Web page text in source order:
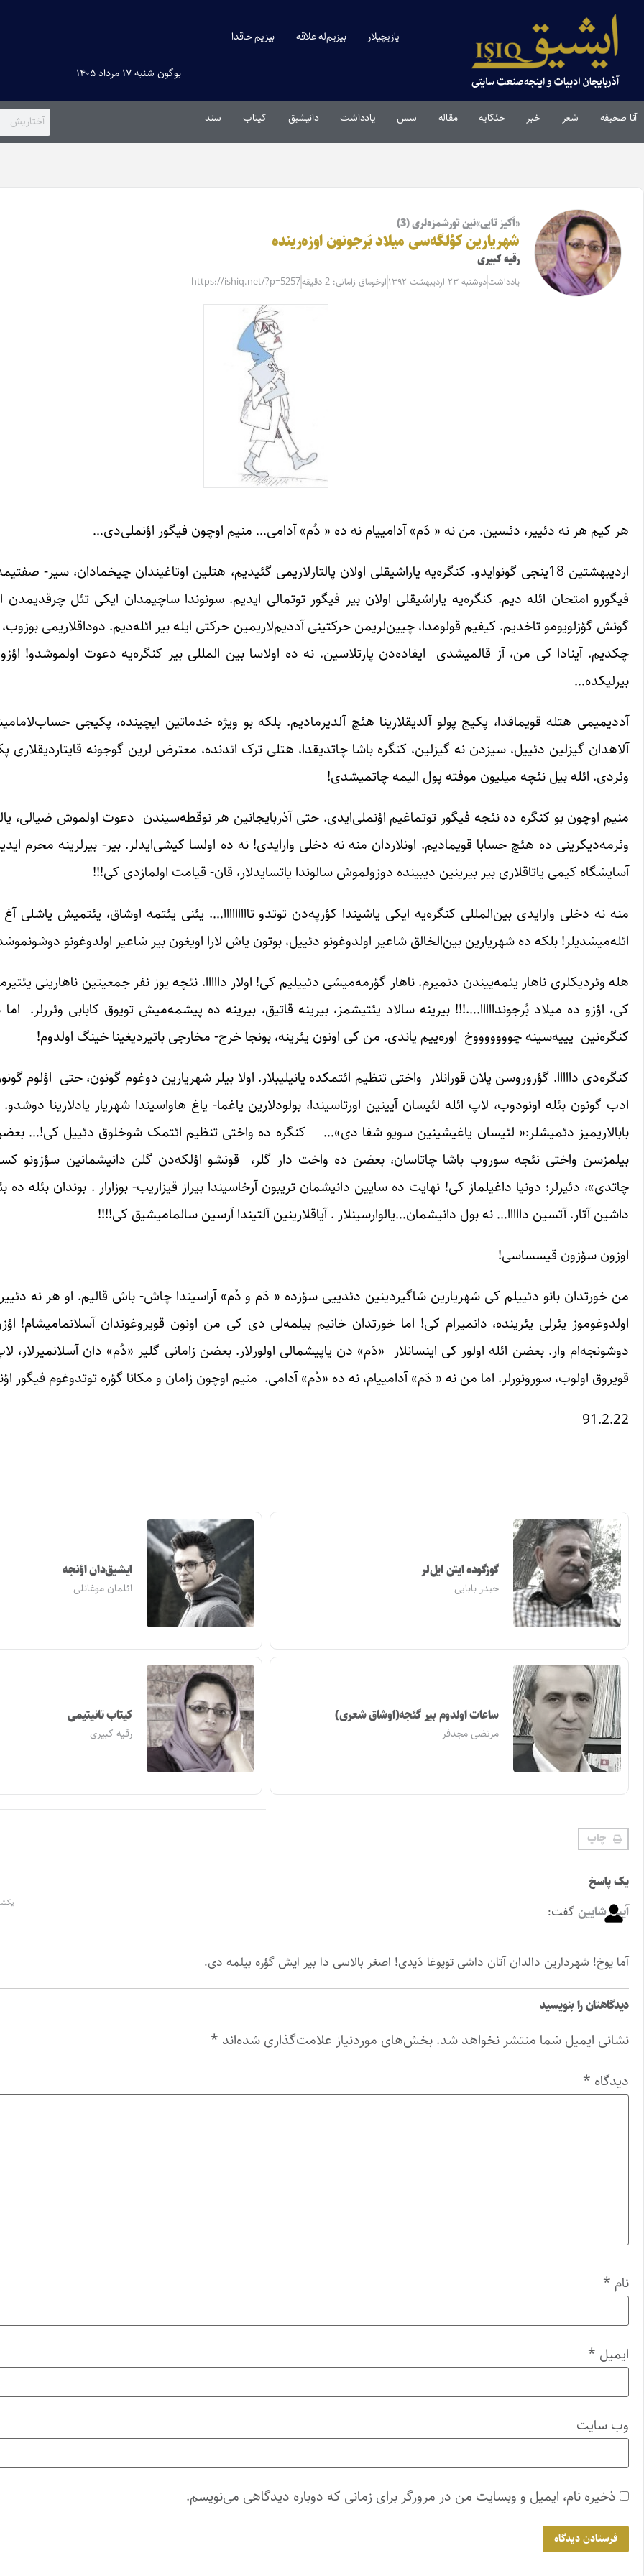
یازیچیلار بیزیم‌له علاقه بیزیم حاقدا
بوگون شنبه ۱۷ مرداد ۱۴۰۵
آنا صحیفه شعر خبر حئکایه مقاله‌ سس یادداشت دانیشیق کیتاب سند
«اَکیز تایی»نین تورشمزه‌لری (3)
شهریارین کؤلگه‌سی میلاد بُرجونون اوزه‌رینده
رقیه کبیری
یادداشتدوشنبه ۲۳ اردیبهشت ۱۳۹۲ اوخوماق زامانی: 2 دقیقه https://ishiq.net/?p=5257
هر کیم هر نه دئییر، دئسین. من نه « دَم» آدامییام نه ده « دُم» آدامی… منیم اوچون فیگور اؤنملی‌دی…
اردیبهشتین 18ینجی گونوایدو. کنگره‌یه یاراشیقلی اولان پالتارلاریمی گئیدیم، هتلین اوتاغیندان چیخمادان، سیر-
فیگورو امتحان ائله دیم. کنگره‌یه یاراشیقلی اولان بیر فیگور توتمالی ایدیم. سونوندا ساچیمدان ایکی تئل چرقدیمدن
گونش گؤزلویومو تاخدیم. کیفیم قولومدا، چیین‌لریمن حرکتینی آددیم‌لاریمین حرکتی ایله بیر ائله‌دیم. دوداقلاریمی
چکدیم. آینادا کی من، آز قالمیشدی ایفاده‌دن پارتلاسین. نه ده اولاسا بین المللی بیر کنگره‌یه دعوت اولموشدو!
بیرلیکده…
آددیمیمی هتله قویماقدا، پکیج پولو آلدیقلارینا هئچ آلدیرمادیم. بلکه بو ویژه خدماتین ایچینده، پکیجی
آلاهدان گیزلین دئییل، سیزدن نه گیزلین، کنگره‌ باشا چاتدیقدا، هتلی ترک ائدنده، معترض لرین گوجونه قایتاردیقلاری
وئردی. ائله بیل نئچه میلیون موفته پول الیمه چاتمیشدی!
منیم اوچون بو کنگره ده نئجه فیگور توتماغیم اؤنملی‌ایدی. حتی آذربایجانین هر نوقطه‌سیندن دعوت اولموش ضیالی،
وئرمه‌دیکرینی ده هئچ حسابا قویمادیم. اونلاردان منه نه دخلی وارایدی! نه ده اولسا کیشی‌ایدلر. بیر- بیرلرینه محرم
آسایشگاه کیمی یاتاقلاری بیر بیرینین دیبینده دوزولموش سالوندا یاتسایدلار، قان- قیامت اولمازدی کی!!!
منه نه دخلی وارایدی بین‌المللی کنگره‌یه ایکی یاشیندا کؤرپه‌دن توتدو تااااااااا…. یئنی یئتمه اوشاق، یئتمیش یاشلی
ائله‌میشدیلر! بلکه ده شهریارین بین‌الخالق شاعیر اولدوغونو دئییل، بوتون یاش لارا اویغون بیر شاعیر اولدوغونو
هله وئردیکلری ناهار یئمه‌ییندن دئمیرم. ناهار گؤرمه‌میشی دئییلیم کی! اولار دااااا. نئچه یوز نفر جمعیتین ناهارینی
کی، اؤزو ده میلاد بُرجوندااااا….!!! بیرینه سالاد یئتیشمز، بیرینه قاتیق، بیرینه ده پیشمه‌میش تویوق کابابی وئررلر.
کنگره‌نین یییه‌سینه چوووووووخ اوره‌ییم یاندی. من کی اونون یئرینه، بونجا خرج- مخارجی باتیردیغینا خینگ اولدوم!
کنگره‌دی دااااا. گؤروروسن پلان قورانلار واختی تنظیم ائتمکده یانیلیبلار. اولا بیلر شهریارین دوغوم گونون، حتی اؤلوم
ادب گونون بئله اونودوب، لاپ ائله لئیسان آیینین اورتاسیندا، بولودلارین یاغما- یاغ هاواسیندا شهریار یادلارینا دوشدو.
بابالاریمیز دئمیشلر:« لئیسان یاغیشینین سویو شفا دی»… کنگره ده واختی تنظیم ائتمک شوخلوق دئییل کی!…
بیلمزسن واختی نئجه سوروب باشا چاتاسان، بعضن ده واخت دار گلر، قونشو اؤلکه‌دن گلن دانیشمانین سؤزونو
چاتدی»، دئیرلر؛ دونیا داغیلماز کی! نهایت ده سایین دانیشمان تریبون آرخاسیندا بیراز قیزاریب- بوزارار . بوندان بئله
داشین آتار. آتسین دااااا… نه بول دانیشمان…یالوارسینلار . آیاقلارینین آلتیندا اَرسین سالمامیشیق کی!!!!
اوزون سؤزون قیسساسی!
من خورتدان بانو دئییلم کی شهریارین شاگیردینین دئدییی سؤزده « دَم و دُم» آراسیندا چاش- باش قالیم. او هر نه
اولدوغوموز یئرلی یئرینده، دانمیرام کی! اما خورتدان خانیم بیلمه‌لی دی کی من اونون قویروغوندان آسلانمامیشام!
دوشونجه‌ام وار. بعضن ائله اولور کی اینسانلار «دَم» دن یاپیشمالی اولورلار. بعضن زامانی گلیر «دُم» دان آسلانمیرلار،
قویروق اولوب، سورونورلر. اما من نه « دَم» آدامییام، نه ده «دُم» آدامی. منیم اوچون زامان و مکانا گؤره توتدوغوم فیگور
91.2.22
گوزگوده ایتن ایل‌لر
حیدر بابایی
ایشیق‌دان اؤنجه
ائلمان موغانلی
ساعات اولدوم بیر گئجه(اوشاق شعری)
مرتضی مجدفر
کیتاب تانیتیمی
رقیه کبیری
چاپ
یک پاسخ
آیین شایین گفت: یکشنبه ۲۹
آما یوخ! شهردارین دالدان آتان داشی توپوغا دَیدی! اصغر بالاسی دا بیر ایش گؤره بیلمه دی.
دیدگاهتان را بنویسید
نشانی ایمیل شما منتشر نخواهد شد. بخش‌های موردنیاز علامت‌گذاری شده‌اند *
دیدگاه *
نام *
ایمیل *
وب‌ سایت
ذخیره نام، ایمیل و وبسایت من در مرورگر برای زمانی که دوباره دیدگاهی می‌نویسم.